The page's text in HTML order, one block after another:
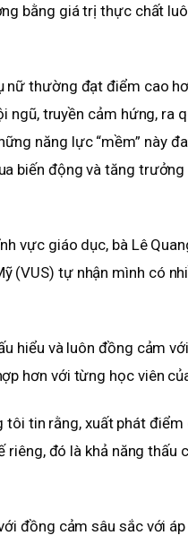
bằng giá trị thực chất
nữ thường đạt điểm cao
ngũ, truyền cảm hứng, ra
năng lực “mềm” này
biến động và tăng trưởng
vực giáo dục, bà Lê
(VUS) tự nhận mình có
hiểu và luôn đồng cảm
hơn với từng học viên
tôi tin rằng, xuất phát
đó là khả năng thấu
đồng cảm sâu sắc với